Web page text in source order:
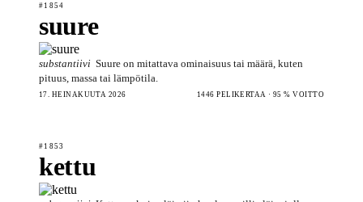
#1854
suure
substantiivi Suure on mitattava ominaisuus tai määrä, kuten
pituus, massa tai lämpötila.
17. HEINÄKUUTA 2026 1446 PELIKERTAA · 95 % VOITTO
#1853
kettu